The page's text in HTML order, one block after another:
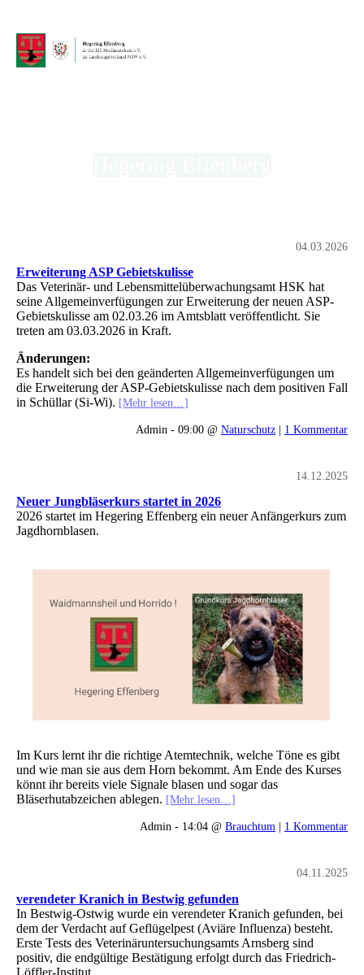
04.03.2026
Erweiterung ASP Gebietskulisse
Das Veterinär- und Lebensmittelüberwachungsamt HSK hat
seine Allgemeinverfügungen zur Erweiterung der neuen ASP-
Gebietskulisse am 02.03.26 im Amtsblatt veröffentlicht. Sie
treten am 03.03.2026 in Kraft.
Änderungen:
Es handelt sich bei den geänderten Allgemeinverfügungen um
die Erweiterung der ASP-Gebietskulisse nach dem positiven Fall
in Schüllar (Si-Wi). [Mehr lesen…]
Admin - 09:00 @ Naturschutz | 1 Kommentar
14.12.2025
Neuer Jungbläserkurs startet in 2026
2026 startet im Hegering Effenberg ein neuer Anfängerkurs zum
Jagdhornblasen.
Im Kurs lernt ihr die richtige Atemtechnik, welche Töne es gibt
und wie man sie aus dem Horn bekommt. Am Ende des Kurses
könnt ihr bereits viele Signale blasen und sogar das
Bläserhutabzeichen ablegen. [Mehr lesen…]
Admin - 14:04 @ Brauchtum | 1 Kommentar
04.11.2025
verendeter Kranich in Bestwig gefunden
In Bestwig-Ostwig wurde ein verendeter Kranich gefunden, bei
dem der Verdacht auf Geflügelpest (Aviäre Influenza) besteht.
Erste Tests des Veterinäruntersuchungsamts Arnsberg sind
positiv, die endgültige Bestätigung erfolgt durch das Friedrich-
Löffler-Institut.